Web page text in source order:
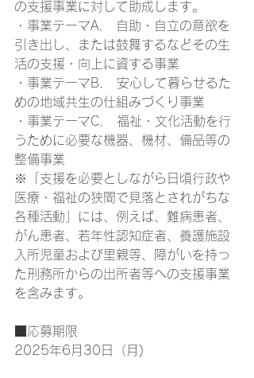
の支援事業に対して助成します。
・事業テーマA． 自助・自立の意欲を
引き出し、または鼓舞するなどその生
活の支援・向上に資する事業
・事業テーマB． 安心して暮らせるた
めの地域共生の仕組みづくり事業
・事業テーマC． 福祉・文化活動を行
うために必要な機器、機材、備品等の
整備事業
※「支援を必要としながら日頃行政や
医療・福祉の狭間で見落とされがちな
各種活動」には、例えば、難病患者、
がん患者、若年性認知症者、養護施設
入所児童および里親等、障がいを持っ
た刑務所からの出所者等への支援事業
を含みます。
■応募期限
2025年6月30日（月)